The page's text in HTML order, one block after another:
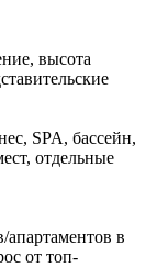
высота
SPA, бассейн,
отдельные
в
от топ-